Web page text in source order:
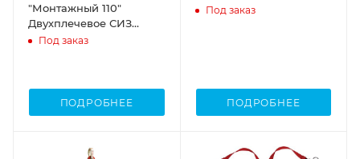
"Монтажный 110"
Двухплечевое СИЗ
втягивающего типа
Под заказ
ПОДРОБНЕЕ
Под заказ
ПОДРОБНЕЕ